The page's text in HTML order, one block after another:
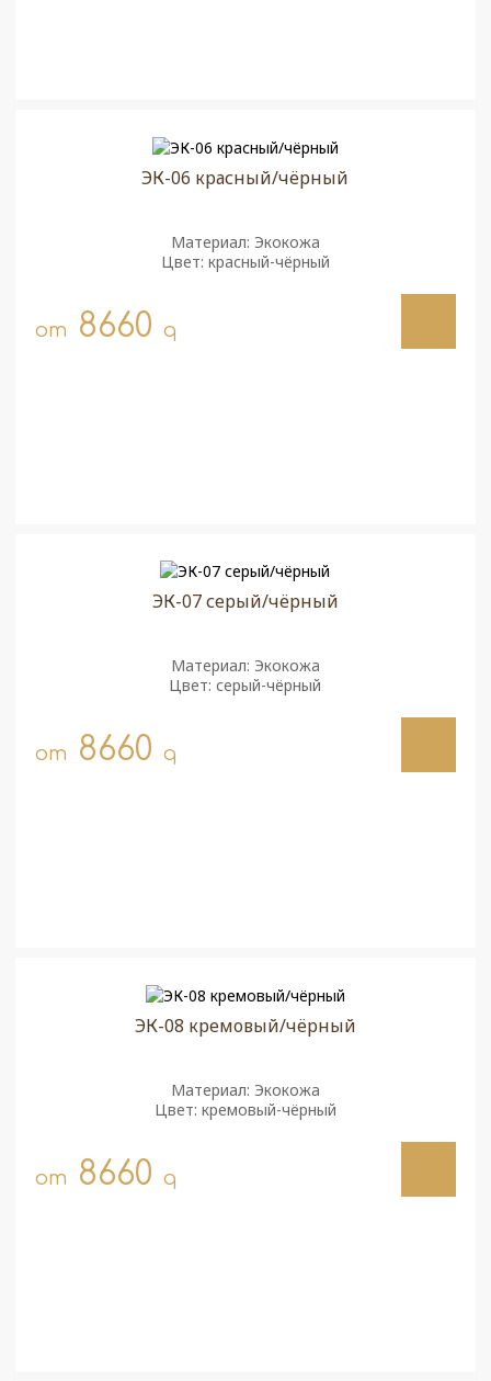
ЭК-06 красный/чёрный
Материал: Экокожа
Цвет: красный-чёрный
от 8660 q
ЭК-07 серый/чёрный
Материал: Экокожа
Цвет: серый-чёрный
от 8660 q
ЭК-08 кремовый/чёрный
Материал: Экокожа
Цвет: кремовый-чёрный
от 8660 q